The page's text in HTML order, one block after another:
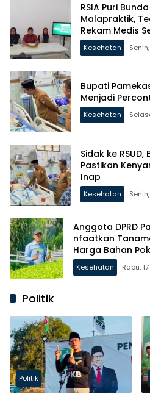
RSIA Puri
Malapraktik,
Rekam Medis
Kesehatan
Bupati
Menjadi
Kesehatan
Sidak ke
Pastikan
Inap
Kesehatan
Anggota DPRD
nfaatkan
Harga Bahan
Kesehatan Rabu,
Politik
Politik